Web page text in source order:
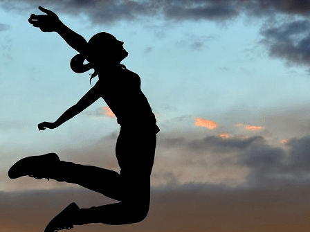
Exporter les lignes sélectionnées
Exporter toutes les colonnes
Exporter uniquement les colonnes affichées
Images de la page d'accueil
Cliquez pour éditer
Texte, bouton et/ou inscription à la newsletter
Cliquez pour éditer
Plus loin ensemble